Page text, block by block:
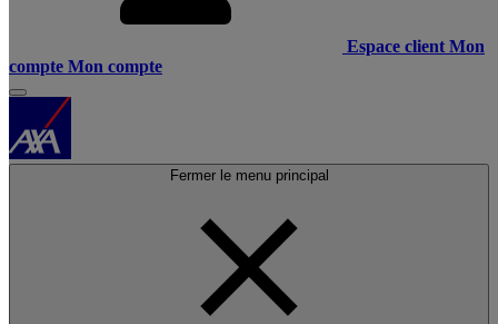
Espace client Mon
compte Mon compte
Fermer le menu principal